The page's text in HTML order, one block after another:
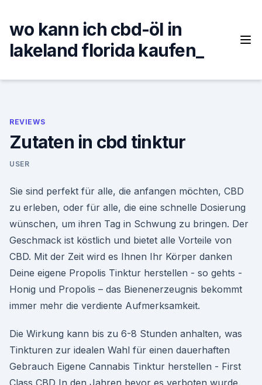
content
wo kann ich cbd-öl in
lakeland florida kaufen_
REVIEWS
Zutaten in cbd tinktur
USER
Sie sind perfekt für alle, die anfangen möchten, CBD
zu erleben, oder für alle, die eine schnelle Dosierung
wünschen, um ihren Tag in Schwung zu bringen. Der
Geschmack ist köstlich und bietet alle Vorteile von
CBD. Mit der Zeit wird es Ihnen Ihr Körper danken
Deine eigene Propolis Tinktur herstellen - so gehts -
Honig und Propolis – das Bienenerzeugnis bekommt
immer mehr die verdiente Aufmerksamkeit.
Die Wirkung kann bis zu 6-8 Stunden anhalten, was
Tinkturen zur idealen Wahl für einen dauerhaften
Gebrauch Eigene Cannabis Tinktur herstellen - First
Class CBD In den Jahren bevor es verboten wurde,